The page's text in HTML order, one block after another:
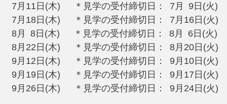
7月11日(木) ＊見学の受付締切日： 7月 9日(火)
7月18日(木) ＊見学の受付締切日： 7月16日(火)
8月 8日(木) ＊見学の受付締切日： 8月 6日(火)
8月22日(木) ＊見学の受付締切日： 8月20日(火)
9月12日(木) ＊見学の受付締切日： 9月10日(火)
9月19日(木) ＊見学の受付締切日： 9月17日(火)
9月26日(木) ＊見学の受付締切日： 9月24日(火)